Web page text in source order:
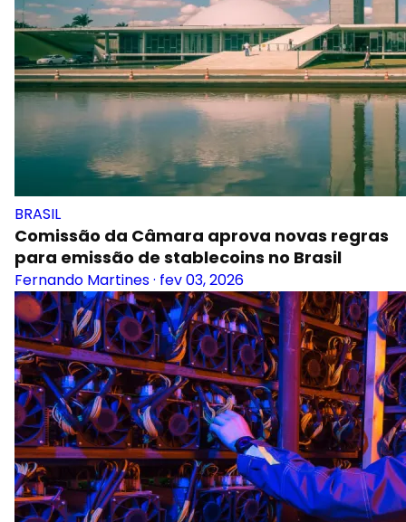
BRASIL
Comissão da Câmara aprova novas regras
para emissão de stablecoins no Brasil
Fernando Martines· fev 03, 2026